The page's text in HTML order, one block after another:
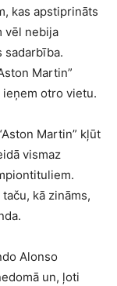
kas apstiprināts
vēl nebija
sadarbība.
Martin”
otro vietu.
Martin” kļūt
vismaz
kā zināms,
Alonso
un, ļoti